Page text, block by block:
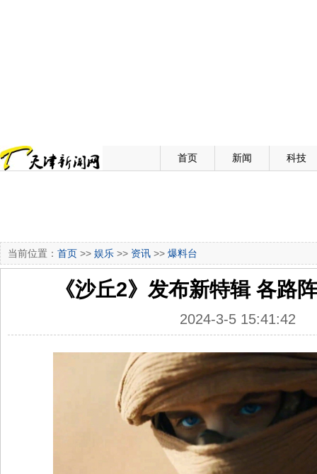
首页 新闻 科技
当前位置： 首页 >> 娱乐 >> 资讯 >> 爆料台
《沙丘2》发布新特辑 各路
2024-3-5 15:41:42